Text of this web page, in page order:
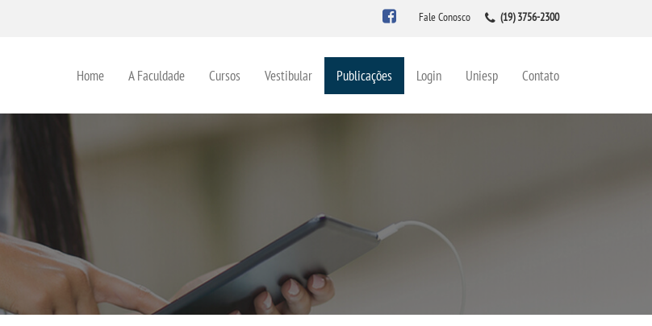
Fale Conosco (19) 3756-2300
Home A Faculdade Cursos Vestibular Publicações Login Uniesp Contato